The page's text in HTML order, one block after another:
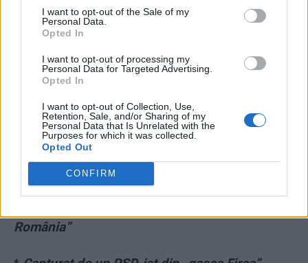
I want to opt-out of the Sale of my
Personal Data.
Opted In
I want to opt-out of processing my
Personal Data for Targeted Advertising.
Opted In
I want to opt-out of Collection, Use,
Retention, Sale, and/or Sharing of my
Personal Data that Is Unrelated with the
Purposes for which it was collected.
Opted Out
CONFIRM
EDITORIAL CARTIANU.România văzută prin
portbagajul lui Buzatu
Mesajul USR la un eveniment al partidului lui
Orban: „Facem polul de dreapta. Anul viitor
România”